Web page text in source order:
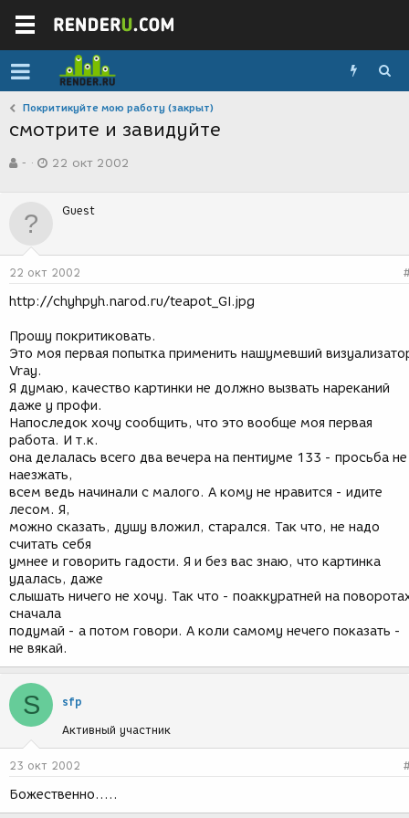
Покритикуйте мою работу (закрыт)
смотрите и завидуйте
в
р
м
-
а
д
н
я
22 окт 2002
Guest
22 окт 2002
http://chyhpyh.narod.ru/teapot_GI.jpg
Прошу покритиковать.
Это моя первая попытка применить нашумевший
Vray.
Я думаю, качество картинки не должно вызвать нареканий
даже у профи.
Напоследок хочу сообщить, что это вообще моя первая
работа. И т.к.
она делалась всего два вечера на пентиуме 133 - просьба не
наезжать,
всем ведь начинали с малого. А кому не нравится - идите
лесом. Я,
можно сказать, душу вложил, старался. Так что, не надо
считать себя
умнее и говорить гадости. Я и без вас знаю, что картинка
удалась, даже
слышать ничего не хочу. Так что - поаккуратней на
сначала
подумай - а потом говори. А коли самому нечего показать -
не вякай.
S sfp
Активный участник
23 окт 2002
Божественно.....